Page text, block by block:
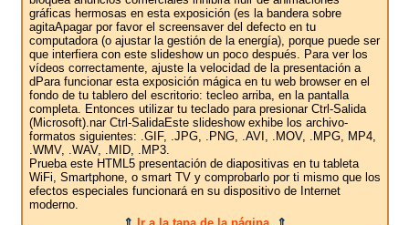
gráficas hermosas en esta exposición (es la bandera sobre
agitaApagar por favor el screensaver del defecto en tu
computadora (o ajustar la gestión de la energía), porque puede ser
que interfiera con este slideshow un poco después. Para ver los
vídeos correctamente, ajuste la velocidad de la presentación a
dPara funcionar esta exposición mágica en tu web browser en el
fondo de tu tablero del escritorio: tecleo arriba, en la pantalla
completa. Entonces utilizar tu teclado para presionar Ctrl-Salida
(Microsoft).nar Ctrl-SalidaEste slideshow exhibe los archivo-
formatos siguientes: .GIF, .JPG, .PNG, .AVI, .MOV, .MPG, MP4,
.WMV, .WAV, .MID, .MP3.
Prueba este HTML5 presentación de diapositivas en tu tableta
WiFi, Smartphone, o smart TV y comprobarlo por ti mismo que los
efectos especiales funcionará en su dispositivo de Internet
moderno.